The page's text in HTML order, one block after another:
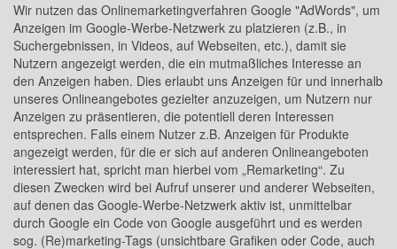
Wir nutzen das Onlinemarketingverfahren Google "AdWords", um
Anzeigen im Google-Werbe-Netzwerk zu platzieren (z.B., in
Suchergebnissen, in Videos, auf Webseiten, etc.), damit sie
Nutzern angezeigt werden, die ein mutmaßliches Interesse an
den Anzeigen haben. Dies erlaubt uns Anzeigen für und innerhalb
unseres Onlineangebotes gezielter anzuzeigen, um Nutzern nur
Anzeigen zu präsentieren, die potentiell deren Interessen
entsprechen. Falls einem Nutzer z.B. Anzeigen für Produkte
angezeigt werden, für die er sich auf anderen Onlineangeboten
interessiert hat, spricht man hierbei vom „Remarketing“. Zu
diesen Zwecken wird bei Aufruf unserer und anderer Webseiten,
auf denen das Google-Werbe-Netzwerk aktiv ist, unmittelbar
durch Google ein Code von Google ausgeführt und es werden
sog. (Re)marketing-Tags (unsichtbare Grafiken oder Code, auch